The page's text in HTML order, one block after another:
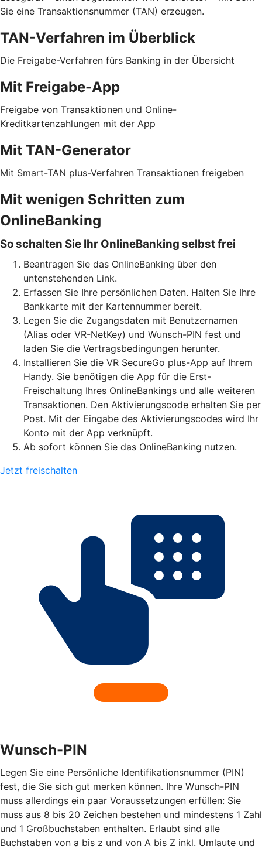
Sie eine Transaktionsnummer (TAN) erzeugen.
TAN-Verfahren im Überblick
Die Freigabe-Verfahren fürs Banking in der Übersicht
Mit Freigabe-App
Freigabe von Transaktionen und Online-
Kreditkartenzahlungen mit der App
Mit TAN-Generator
Mit Smart-TAN plus-Verfahren Transaktionen freigeben
Mit wenigen Schritten zum
OnlineBanking
So schalten Sie Ihr OnlineBanking selbst frei
Beantragen Sie das OnlineBanking über den
untenstehenden Link.
Erfassen Sie Ihre persönlichen Daten. Halten Sie Ihre
Bankkarte mit der Kartennummer bereit.
Legen Sie die Zugangsdaten mit Benutzernamen
(Alias oder VR-NetKey) und Wunsch-PIN fest und
laden Sie die Vertragsbedingungen herunter.
Installieren Sie die VR SecureGo plus-App auf Ihrem
Handy. Sie benötigen die App für die Erst-
Freischaltung Ihres OnlineBankings und alle weiteren
Transaktionen. Den Aktivierungscode erhalten Sie per
Post. Mit der Eingabe des Aktivierungscodes wird Ihr
Konto mit der App verknüpft.
Ab sofort können Sie das OnlineBanking nutzen.
Jetzt freischalten
Wunsch-PIN
Legen Sie eine Persönliche Identifikationsnummer (PIN)
fest, die Sie sich gut merken können. Ihre Wunsch-PIN
muss allerdings ein paar Voraussetzungen erfüllen: Sie
muss aus 8 bis 20 Zeichen bestehen und mindestens 1 Zahl
und 1 Großbuchstaben enthalten. Erlaubt sind alle
Buchstaben von a bis z und von A bis Z inkl. Umlaute und